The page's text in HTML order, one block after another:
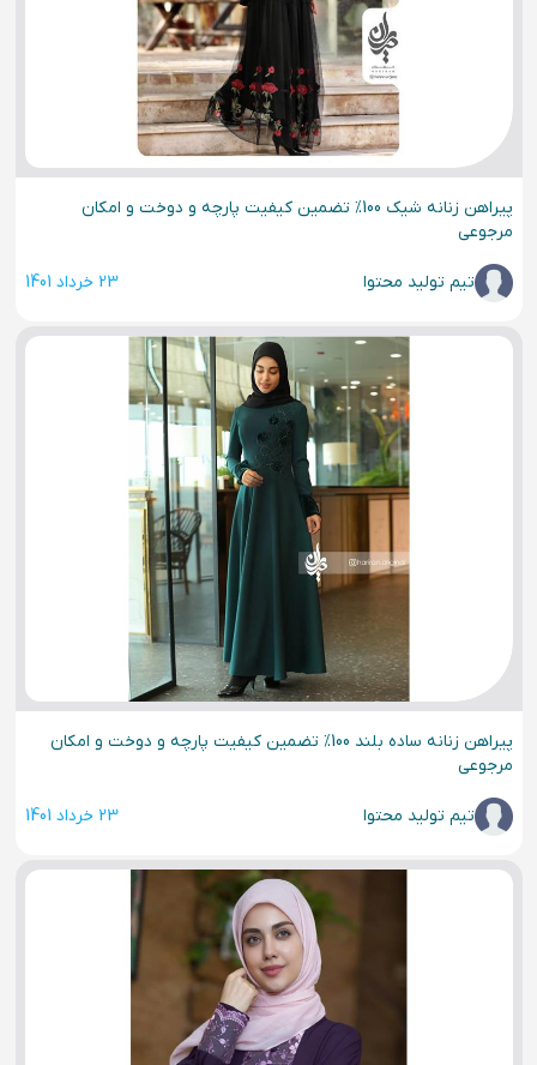
پیراهن زنانه شیک 100% تضمین کیفیت پارچه و دوخت و امکان
مرجوعی
تیم تولید محتوا 23 خرداد 1401
پیراهن زنانه ساده بلند 100% تضمین کیفیت پارچه و دوخت و امکان
مرجوعی
تیم تولید محتوا 23 خرداد 1401